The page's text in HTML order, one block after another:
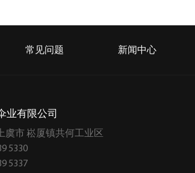
常见问题 新闻中心
业有限公司
虞市 崧厦镇共何工业区
5330
5337